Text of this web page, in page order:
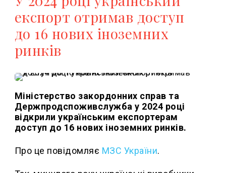
експорт отримав доступ
до 16 нових іноземних
ринків
Міністерство закордонних справ та
Держпродспоживслужба у 2024 році
відкрили українським експортерам
доступ до 16 нових іноземних ринків.
Про це повідомляє МЗС України.